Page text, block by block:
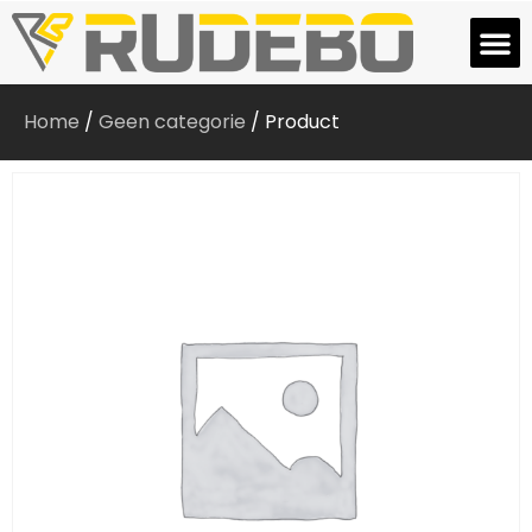
Home / Geen categorie / Product